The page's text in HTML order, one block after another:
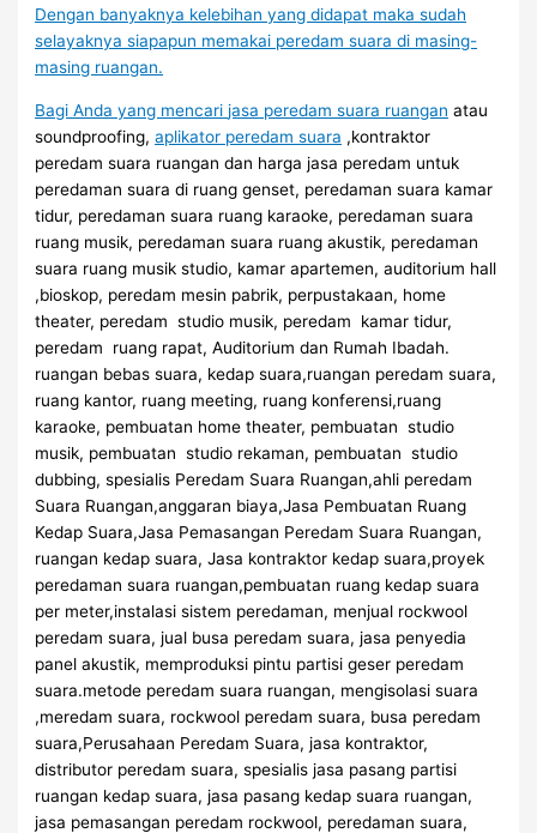
Dengan banyaknya kelebihan yang didapat maka sudah
selayaknya siapapun memakai peredam suara di masing-
masing ruangan.
Bagi Anda yang mencarijasa peredam suara ruangan atau
soundproofing,aplikator peredam suara ,kontraktor
peredam suara ruangan dan harga jasa peredam untuk
peredaman suara di ruang genset, peredaman suara kamar
tidur, peredaman suara ruang karaoke, peredaman suara
ruang musik, peredaman suara ruang akustik, peredaman
suara ruang musik studio, kamar apartemen, auditorium hall
,bioskop, peredam mesin pabrik, perpustakaan, home
theater, peredam studio musik, peredam kamar tidur,
peredam ruang rapat, Auditorium dan Rumah Ibadah.
ruangan bebas suara, kedap suara,ruangan peredam suara,
ruang kantor, ruang meeting, ruang konferensi,ruang
karaoke, pembuatan home theater, pembuatan studio
musik, pembuatan studio rekaman, pembuatan studio
dubbing, spesialis Peredam Suara Ruangan,ahli peredam
Suara Ruangan,anggaran biaya,Jasa Pembuatan Ruang
Kedap Suara,Jasa Pemasangan Peredam Suara Ruangan,
ruangan kedap suara, Jasa kontraktor kedap suara,proyek
peredaman suara ruangan,pembuatan ruang kedap suara
per meter,instalasi sistem peredaman, menjual rockwool
peredam suara, jual busa peredam suara, jasa penyedia
panel akustik, memproduksi pintu partisi geser peredam
suara.metode peredam suara ruangan, mengisolasi suara
,meredam suara, rockwool peredam suara, busa peredam
suara,Perusahaan Peredam Suara, jasa kontraktor,
distributor peredam suara, spesialis jasa pasang partisi
ruangan kedap suara, jasa pasang kedap suara ruangan,
jasa pemasangan peredam rockwool, peredaman suara,